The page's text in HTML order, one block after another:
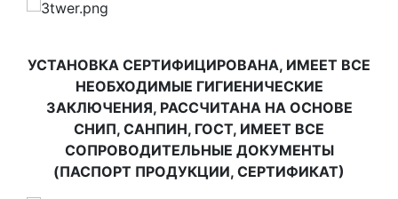
УСТАНОВКА СЕРТИФИЦИРОВАНА, ИМЕЕТ ВСЕ
НЕОБХОДИМЫЕ ГИГИЕНИЧЕСКИЕ
ЗАКЛЮЧЕНИЯ, РАССЧИТАНА НА ОСНОВЕ
СНИП, САНПИН, ГОСТ, ИМЕЕТ ВСЕ
СОПРОВОДИТЕЛЬНЫЕ ДОКУМЕНТЫ
(ПАСПОРТ ПРОДУКЦИИ, СЕРТИФИКАТ)